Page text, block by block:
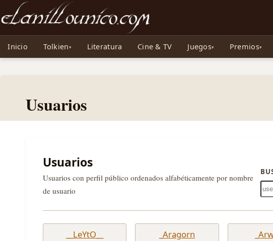
Noticias sobre Tolkien: El Señor de los Anillos, Los Anillos de Poder, La Caza de Gollum, la
Inicio Tolkien Literatura Cine & TV Juegos Premios
Usuarios
Usuarios
Usuarios con perfil público ordenados alfabéticamente por nombre
de usuario
__LeYtO__ _Aragorn